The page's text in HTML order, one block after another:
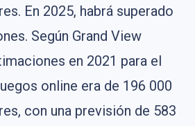
En 2025, habrá superado
Según Grand View
en 2021 para el
online era de 196 000
con una previsión de 583